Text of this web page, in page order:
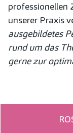
professionellen
unserer Praxis
ausgebildetes
rund um das
gerne zur